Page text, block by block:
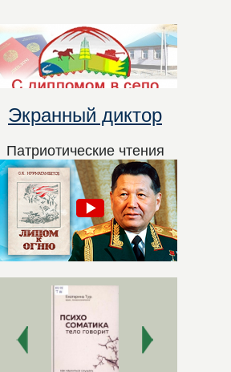
Экранный диктор
Патриотические чтения